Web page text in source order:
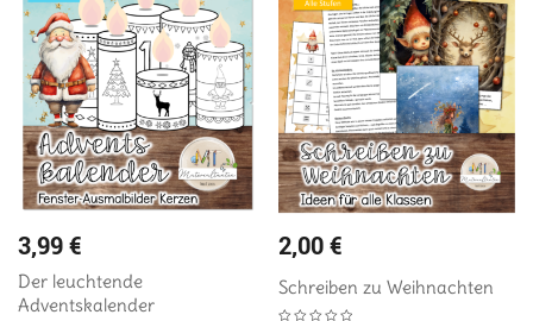
3,99€
Der leuchtende
Adventskalender
2,00€
Schreiben zu Weihnachten